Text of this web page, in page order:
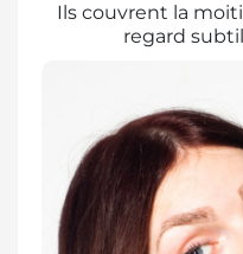
Ils couvrent la
regard